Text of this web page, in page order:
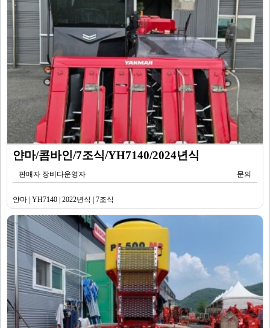
얀마/콤바인/7조식/YH7140/2024년식
판매자 장비다운영자 문의
얀마 | YH7140 | 2022년식 | 7조식